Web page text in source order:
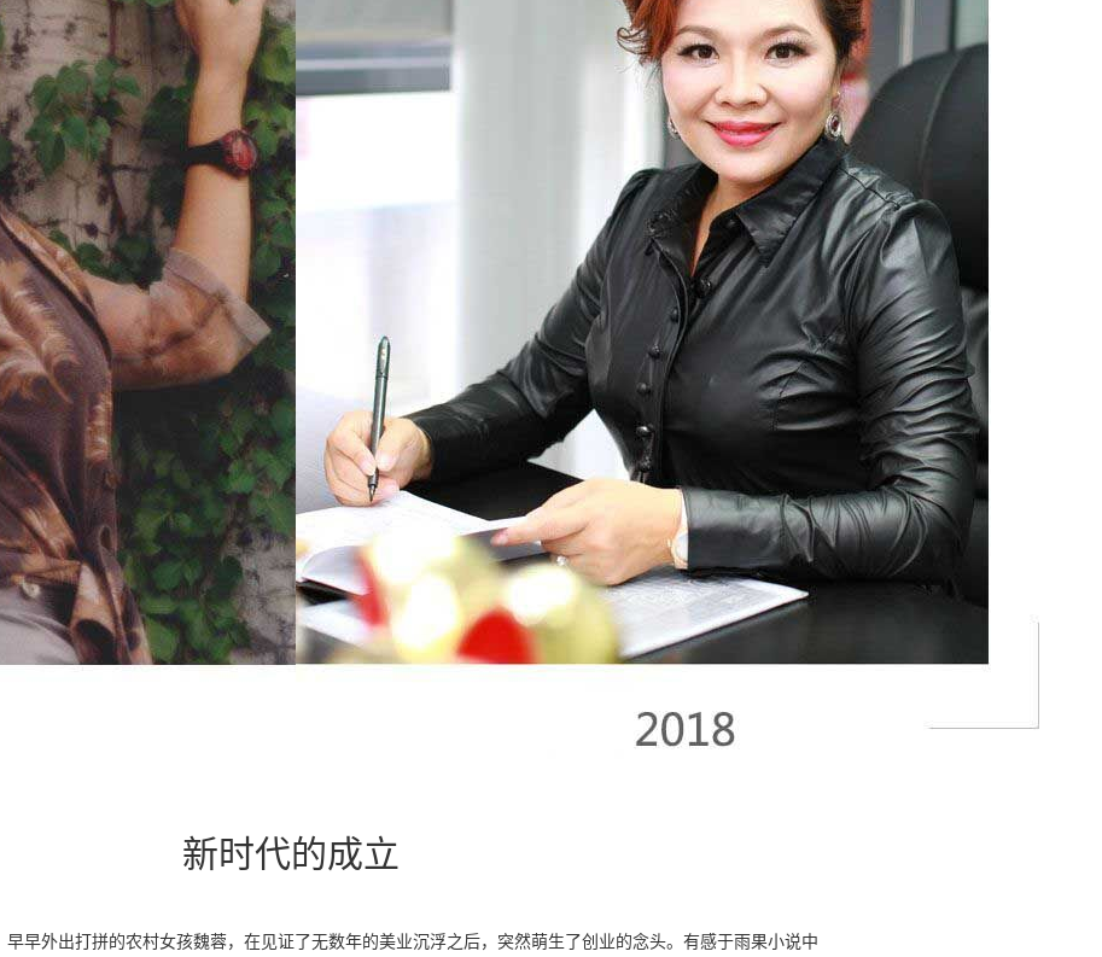
新时代的成立
早外出打拼的农村女孩魏蓉，在见证了无数年的美业沉浮之后，突然萌生了创业的念头。有感于雨果小说中